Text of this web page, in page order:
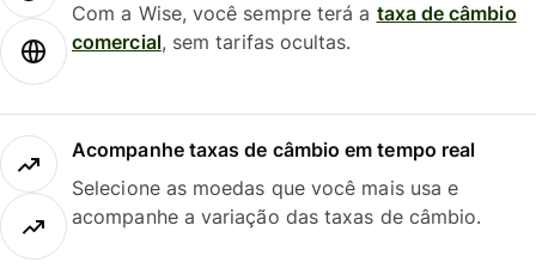
Com a Wise, você sempre terá a taxa de câmbio
comercial, sem tarifas ocultas.
Acompanhe taxas de câmbio em tempo real
Selecione as moedas que você mais usa e
acompanhe a variação das taxas de câmbio.